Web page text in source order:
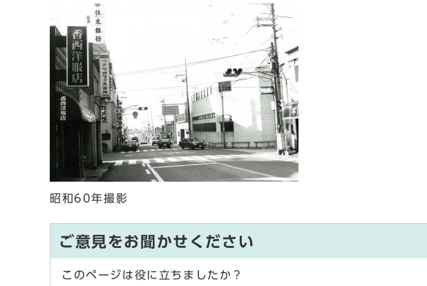
昭和60年撮影
ご意見をお聞かせください
このページは役に立ちましたか？